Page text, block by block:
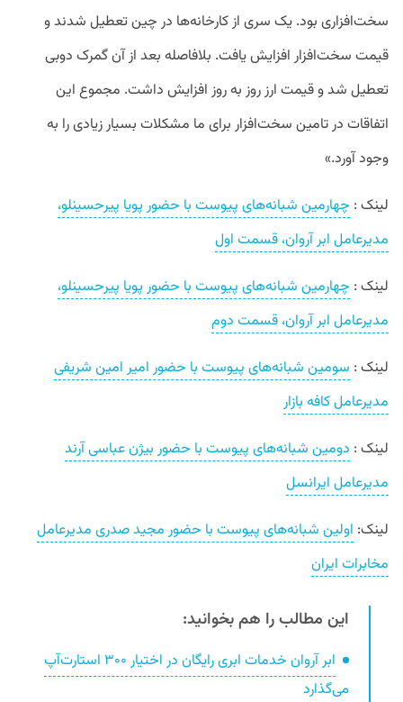
سخت‌افزاری بود. یک سری از کارخانه‌ها در چین تعطیل شدند و
قیمت سخت‌افزار افزایش یافت. بلافاصله بعد از آن گمرک دوبی
تعطیل شد و قیمت ارز روز به روز افزایش داشت. مجموع این
اتفاقات در تامین سخت‌افزار برای ما مشکلات بسیار زیادی را به
وجود آورد.»
لینک : چهارمین شبانه‌های پیوست با حضور پویا پیرحسینلو،
مدیرعامل ابر آروان، قسمت اول
لینک : چهارمین شبانه‌های پیوست با حضور پویا پیرحسینلو،
مدیرعامل ابر آروان، قسمت دوم
لینک : سومین شبانه‌های پیوست با حضور امیر امین شریفی
مدیرعامل کافه بازار
لینک : دومین شبانه‌های پیوست با حضور بیژن عباسی آرند
مدیرعامل ایرانسل
لینک: اولین شبانه‌های پیوست با حضور مجید صدری مدیرعامل
مخابرات ایران
این مطالب را هم بخوانید:
ابر آروان خدمات ابری رایگان در اختیار ۳۰۰ استارت‌آپ
می‌گذارد